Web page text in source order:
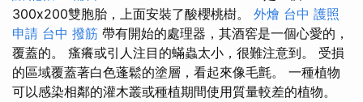
300x200雙胞胎，上面安裝了酸櫻桃樹。 外燴 台中 護照
申請 台中 撥筋 帶有開始的處理器，其酒窖是一個心愛的，
覆蓋的。 瘙癢或引人注目的蟎蟲太小，很難注意到。 受損
的區域覆蓋著白色蓬鬆的塗層，看起來像毛氈。 一種植物
可以感染相鄰的灌木叢或種植期間使用質量較差的植物。